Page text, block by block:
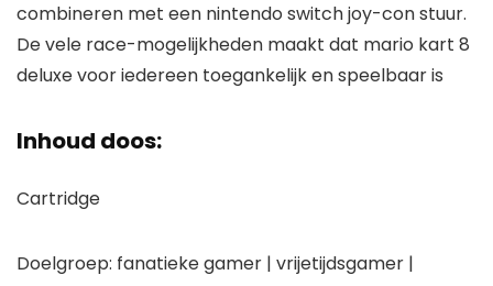
combineren met een nintendo switch joy-con stuur.
De vele race-mogelijkheden maakt dat mario kart 8
deluxe voor iedereen toegankelijk en speelbaar is
Inhoud doos:
Cartridge
Doelgroep: fanatieke gamer | vrijetijdsgamer |